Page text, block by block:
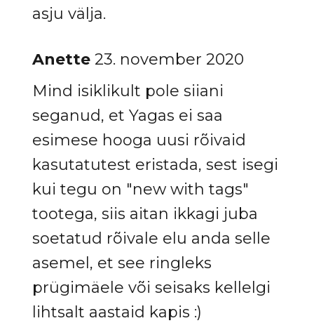
asju välja.
Anette 23. november 2020
Mind isiklikult pole siiani
seganud, et Yagas ei saa
esimese hooga uusi rõivaid
kasutatutest eristada, sest isegi
kui tegu on "new with tags"
tootega, siis aitan ikkagi juba
soetatud rõivale elu anda selle
asemel, et see ringleks
prügimäele või seisaks kellelgi
lihtsalt aastaid kapis :)